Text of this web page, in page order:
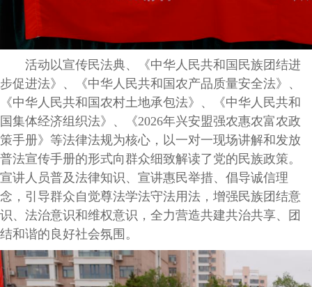
活动以宣传民法典、《中华人民共和国民族团结进
步促进法》、《中华人民共和国农产品质量安全法》、
《中华人民共和国农村土地承包法》、《中华人民共和
国集体经济组织法》、《2026年兴安盟强农惠农富农政
策手册》等法律法规为核心，以一对一现场讲解和发放
普法宣传手册的形式向群众细致解读了党的民族政策。
宣讲人员普及法律知识、宣讲惠民举措、倡导诚信理
念，引导群众自觉尊法学法守法用法，增强民族团结意
识、法治意识和维权意识，全力营造共建共治共享、团
结和谐的良好社会氛围。